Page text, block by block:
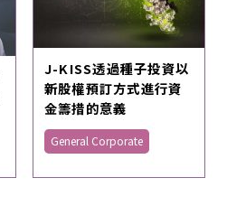
J-KISS透過種子投資以
新股權預訂方式進行資
金籌措的意義
General Corporate